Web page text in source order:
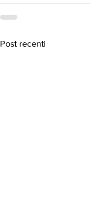
Post recenti